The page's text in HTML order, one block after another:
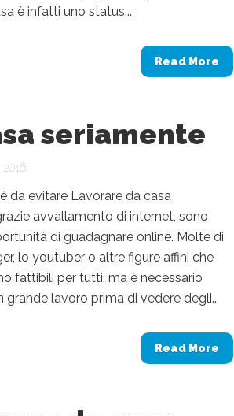
è infatti uno status...
Read More
seriamente
2016
da evitare Lavorare da casa
avvallamento di internet, sono
di guadagnare online. Molte di
lo youtuber o altre figure affini che
fattibili per tutti, ma è necessario
lavoro prima di vedere degli...
Read More